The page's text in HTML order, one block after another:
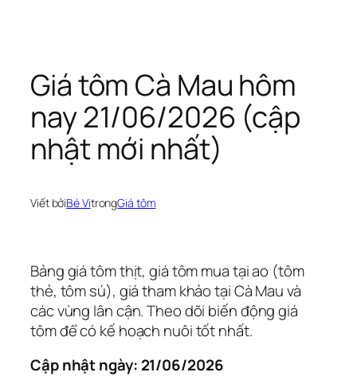
phần
dung
Giá tôm Cà Mau hôm
nay 21/06/2026 (cập
nhật mới nhất)
Viết bởiBé VitrongGiá tôm
Bảng giá tôm thịt, giá tôm mua tại ao (tôm
thẻ, tôm sú), giá tham khảo tại Cà Mau và
các vùng lân cận. Theo dõi biến động giá
tôm để có kế hoạch nuôi tốt nhất.
Cập nhật ngày: 21/06/2026